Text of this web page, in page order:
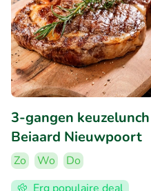
3-gangen
Beiaard Nieuwpoort
Zo Wo
Do